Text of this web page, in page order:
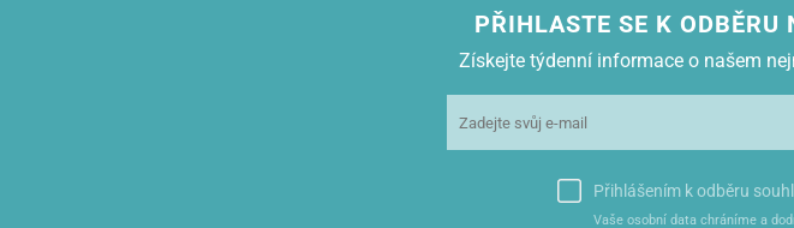
PŘIHLASTE SE K
Získejte týdenní informace o našem
Přihlášením k odběru
Vaše osobní data chráníme a